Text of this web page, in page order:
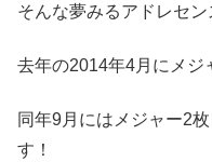
そんな夢みるアドレセン
去年の2014年4月にメジ
同年9月にはメジャー2
す！